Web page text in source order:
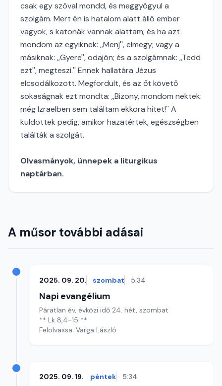
csak egy szóval mondd, és meggyógyul a
szolgám. Mert én is hatalom alatt álló ember
vagyok, s katonák vannak alattam; és ha azt
mondom az egyiknek: ,,Menj'', elmegy; vagy a
másiknak: ,,Gyere'', odajön; és a szolgámnak: ,,Tedd
ezt'', megteszi.'' Ennek hallatára Jézus
elcsodálkozott. Megfordult, és az őt követő
sokaságnak ezt mondta: ,,Bizony, mondom nektek:
még Izraelben sem találtam ekkora hitet!'' A
küldöttek pedig, amikor hazatértek, egészségben
találták a szolgát.
Olvasmányok, ünnepek a liturgikus
naptárban.
A műsor további adásai
2025. 09. 20. szombat 5:34
Napi evangélium
Páratlan év, évközi idő 24. hét, szombat
** Lk 8,4-15 **
Felolvassa: Varga László
2025. 09. 19. péntek 5:34